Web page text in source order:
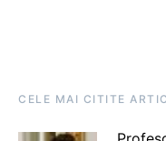
CELE MAI CITITE